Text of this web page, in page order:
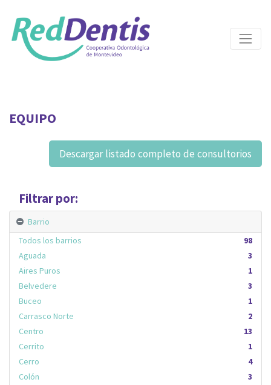
EQUIPO
Descargar listado completo de consultorios
Filtrar por:
Barrio
98
Todos los barrios
3
Aguada
1
Aires Puros
3
Belvedere
1
Buceo
2
Carrasco Norte
13
Centro
1
Cerrito
4
Cerro
3
Colón